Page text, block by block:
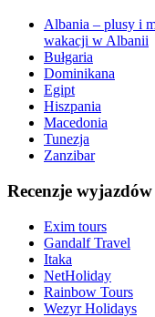
Albania – plusy i
wakacji w Albanii
Bułgaria
Dominikana
Egipt
Hiszpania
Macedonia
Tunezja
Zanzibar
Recenzje
Exim tours
Gandalf Travel
Itaka
NetHoliday
Rainbow Tours
Wezyr Holidays